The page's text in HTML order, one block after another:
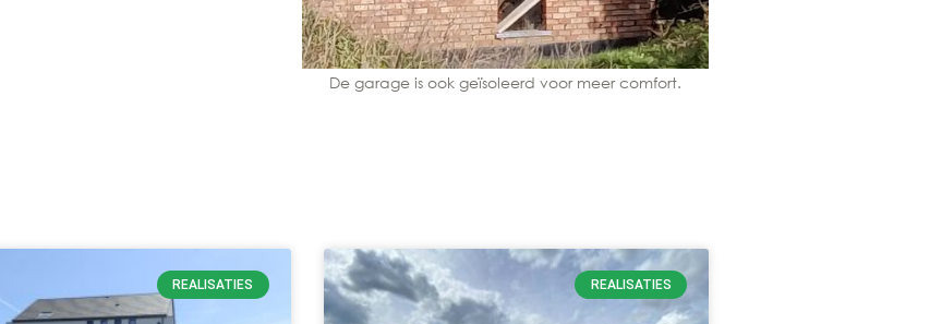
De garage is ook geïsoleerd voor meer comfort.
REALISATIES REALISATIES